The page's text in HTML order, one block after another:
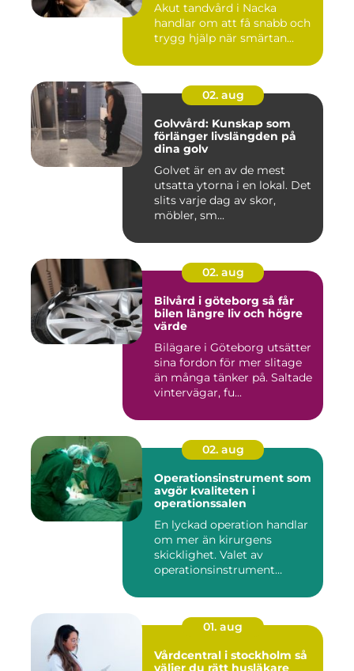
Akut tandvård i Nacka
handlar om att få snabb och
trygg hjälp när smärtan...
02. aug
Golvvård: Kunskap som
förlänger livslängden på
dina golv
Golvet är en av de mest
utsatta ytorna i en lokal. Det
slits varje dag av skor,
möbler, sm...
02. aug
Bilvård i göteborg så får
bilen längre liv och högre
värde
Bilägare i Göteborg utsätter
sina fordon för mer slitage
än många tänker på. Saltade
vintervägar, fu...
02. aug
Operationsinstrument som
avgör kvaliteten i
operationssalen
En lyckad operation handlar
om mer än kirurgens
skicklighet. Valet av
operationsinstrument
01. aug
Vårdcentral i stockholm så
väljer du rätt husläkare